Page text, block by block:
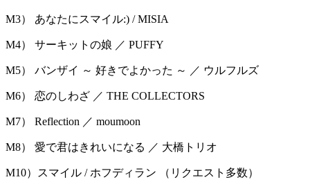
M3） あなたにスマイル:) / MISIA
M4） サーキットの娘 ／ PUFFY
M5） バンザイ ～ 好きでよかった ～ ／ ウルフルズ
M6） 恋のしわざ ／ THE COLLECTORS
M7） Reflection ／ moumoon
M8） 愛で君はきれいになる ／ 大橋トリオ
M10）スマイル / ホフディラン （リクエスト多数）